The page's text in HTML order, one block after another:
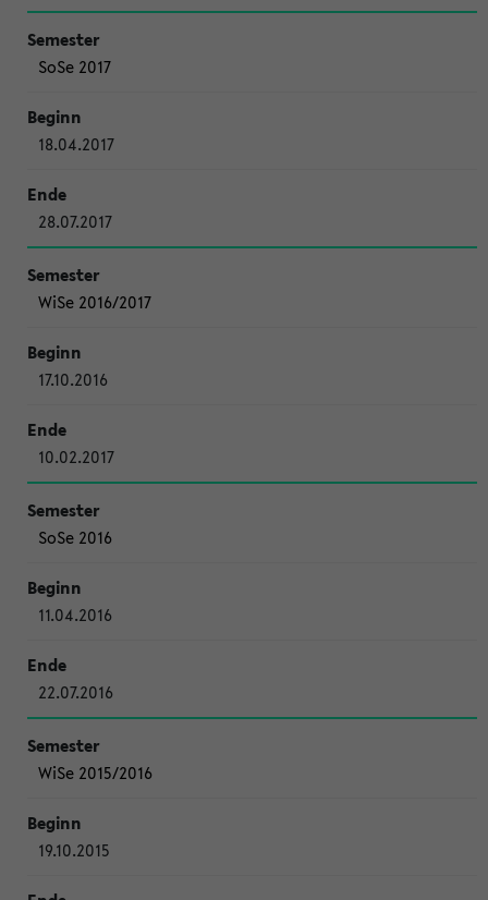
SoSe 2017
18.04.2017
28.07.2017
WiSe 2016/2017
17.10.2016
10.02.2017
SoSe 2016
11.04.2016
22.07.2016
WiSe 2015/2016
19.10.2015